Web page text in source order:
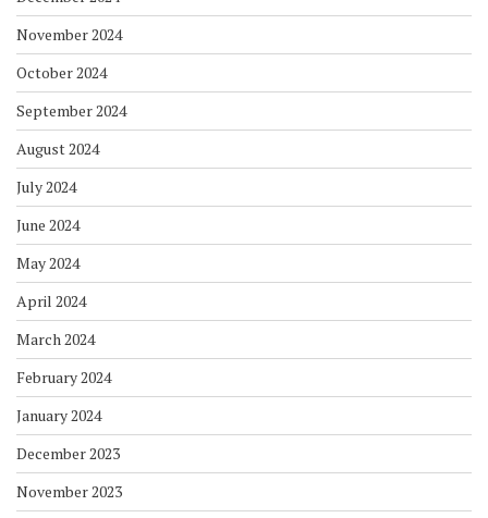
November 2024
October 2024
September 2024
August 2024
July 2024
June 2024
May 2024
April 2024
March 2024
February 2024
January 2024
December 2023
November 2023